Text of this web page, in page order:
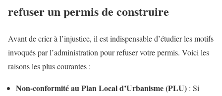
refuser un permis de construire
Avant de crier à l’injustice, il est indispensable d’étudier les motifs
invoqués par l’administration pour refuser votre permis. Voici les
raisons les plus courantes :
Non-conformité au Plan Local d’Urbanisme (PLU) : Si